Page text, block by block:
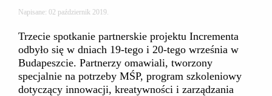
Napisane: 02 październik 2019.
Trzecie spotkanie partnerskie projektu Incrementa
odbyło się w dniach 19-tego i 20-tego września w
Budapeszcie. Partnerzy omawiali, tworzony
specjalnie na potrzeby MŚP, program szkoleniowy
dotyczący innowacji, kreatywności i zarządzania